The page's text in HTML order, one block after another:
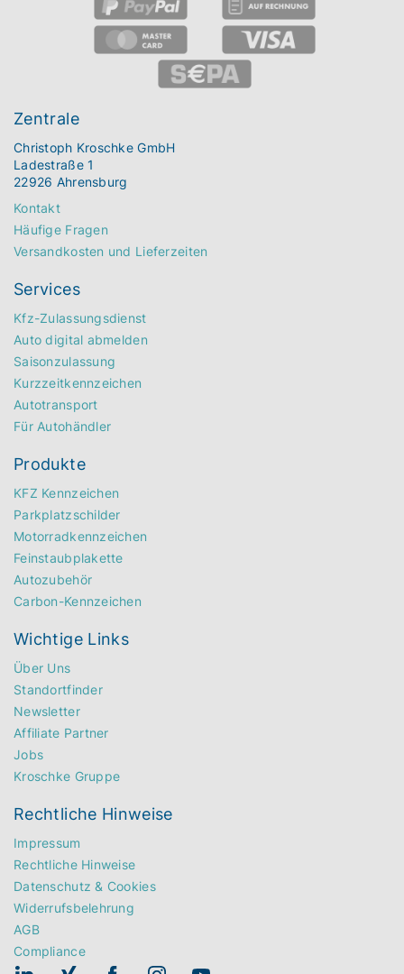
Zentrale
Christoph Kroschke GmbH
Ladestraße 1
22926 Ahrensburg
Kontakt
Häufige Fragen
Versandkosten und Lieferzeiten
Services
Kfz-Zulassungsdienst
Auto digital abmelden
Saisonzulassung
Kurzzeitkennzeichen
Autotransport
Für Autohändler
Produkte
KFZ Kennzeichen
Parkplatzschilder
Motorradkennzeichen
Feinstaubplakette
Autozubehör
Carbon-Kennzeichen
Wichtige Links
Über Uns
Standortfinder
Newsletter
Affiliate Partner
Jobs
Kroschke Gruppe
Rechtliche Hinweise
Impressum
Rechtliche Hinweise
Datenschutz & Cookies
Widerrufsbelehrung
AGB
Compliance